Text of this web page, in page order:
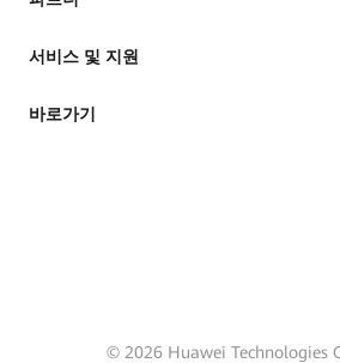
서비스 및 지원
바로가기
© 2026 Huawei Technologies